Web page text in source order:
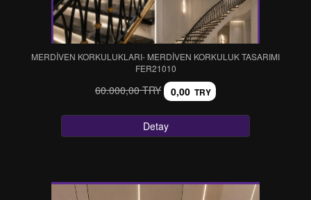
MERDİVEN KORKULUKLARI- MERDİVEN KORKULUK TASARIMI
FER21010
60.000,00 TRY 0,00 TRY
Detay